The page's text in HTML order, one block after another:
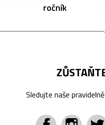
ročník
Sledujte naše